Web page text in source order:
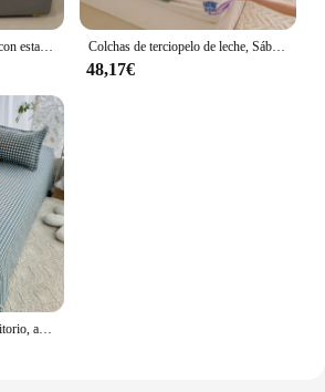
Gorro de cama de algodón con estampado, funda de cama cálida y gruesa de 360 grados con colchón elástico, 90x200, 150x200, 200x220 Colchas de terciopelo de leche, Sábana bajera gruesa de franela, cabeceros cálidos, Sábana elástica alrededor de cama doble, Funda de colchón
48,17€
Sábanas simples para dormitorio, artículos pequeños y frescos, algodón lavado, funda de edredón con estampado de dibujos animados